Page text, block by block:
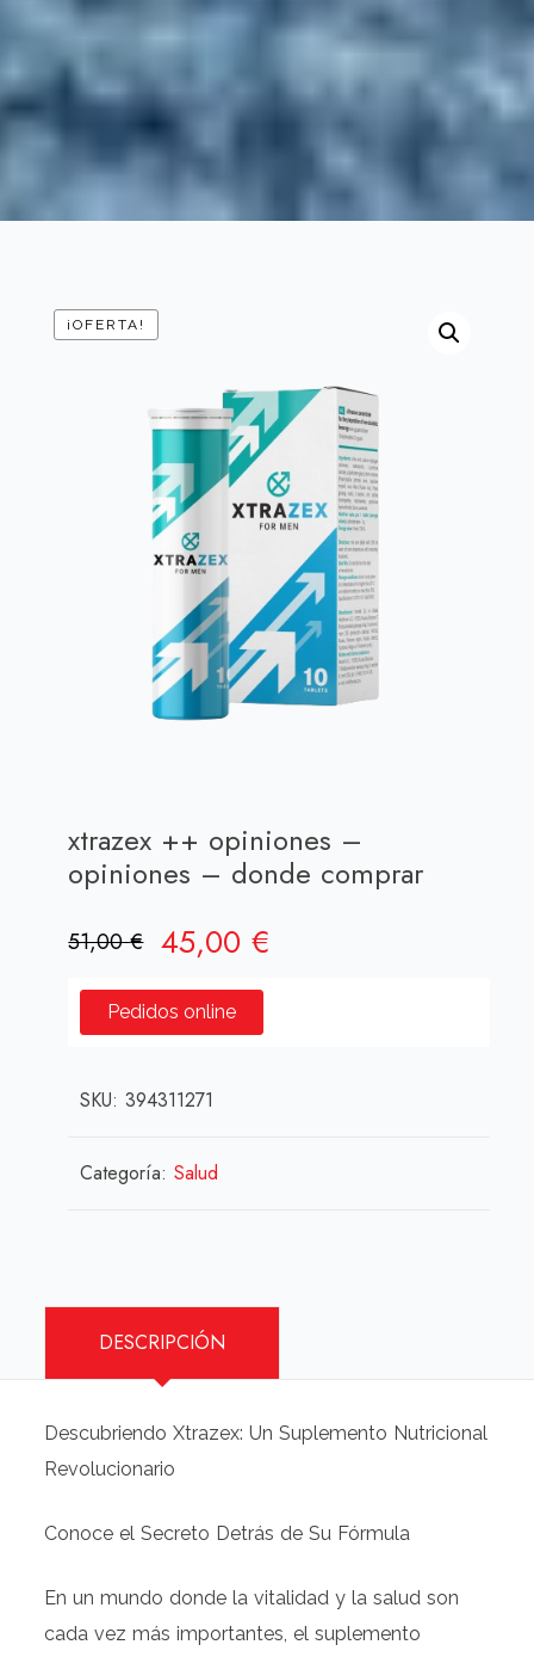
¡OFERTA!
xtrazex ++ opiniones –
opiniones – donde comprar
51,00€ El
original
era:
51,00 €.
45,00€
Pedidos online
SKU:394311271
Categoría:Salud
DESCRIPCIÓN
Descubriendo Xtrazex: Un Suplemento Nutricional
Revolucionario
Conoce el Secreto Detrás de Su Fórmula
En un mundo donde la vitalidad y la salud son
cada vez más importantes, el suplemento